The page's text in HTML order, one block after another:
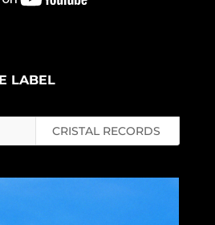
LABEL
CRISTAL RECORDS